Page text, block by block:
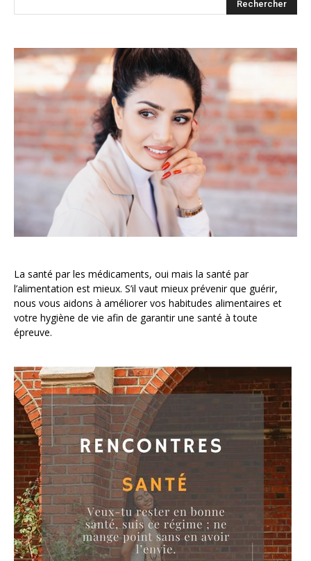
La santé par les médicaments, oui mais la santé par
l’alimentation est mieux. S’il vaut mieux prévenir que guérir,
nous vous aidons à améliorer vos habitudes alimentaires et
votre hygiène de vie afin de garantir une santé à toute
épreuve.